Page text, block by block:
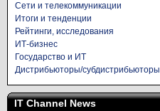
Сети и телекоммуникации
Итоги и тенденции
Рейтинги, исследования
ИТ-бизнес
Государство и ИТ
Дистрибьюторы/субдистрибьюторы
IT Channel News